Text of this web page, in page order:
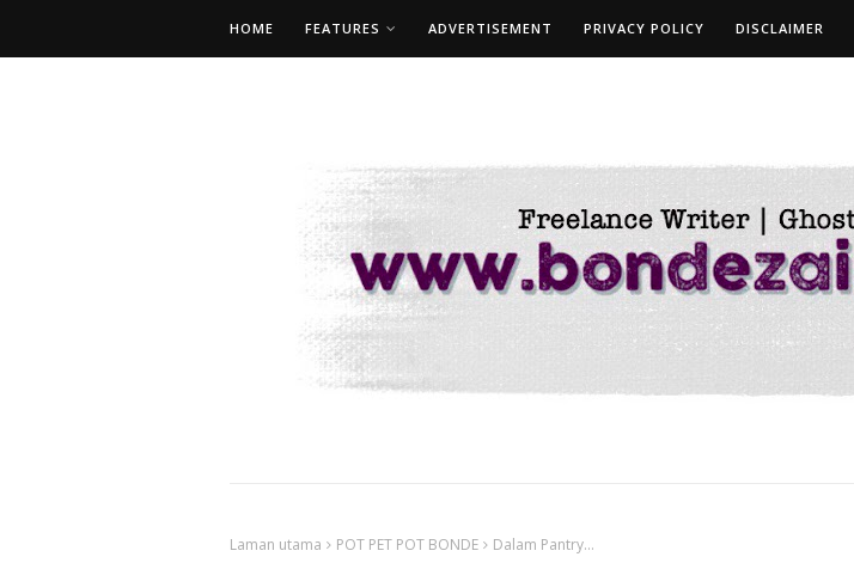
HOME FEATURES ADVERTISEMENT PRIVACY POLICY DISCLAIMER
Laman utama POT PET POT BONDE Dalam Pantry...